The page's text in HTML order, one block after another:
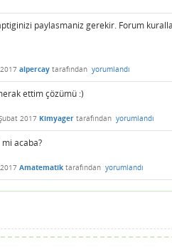
paylasmaniz gerekir. Forum
alpercay tarafından yorumlandı
ettim çözümü :)
2017 Kimyager tarafından yorumlandı
acaba?
Amatematik tarafından yorumlandı